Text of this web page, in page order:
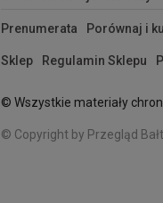
Prenumerata Porównaj i
Sklep Regulamin Sklepu
© Wszystkie materiały
© Copyright by Przegląd